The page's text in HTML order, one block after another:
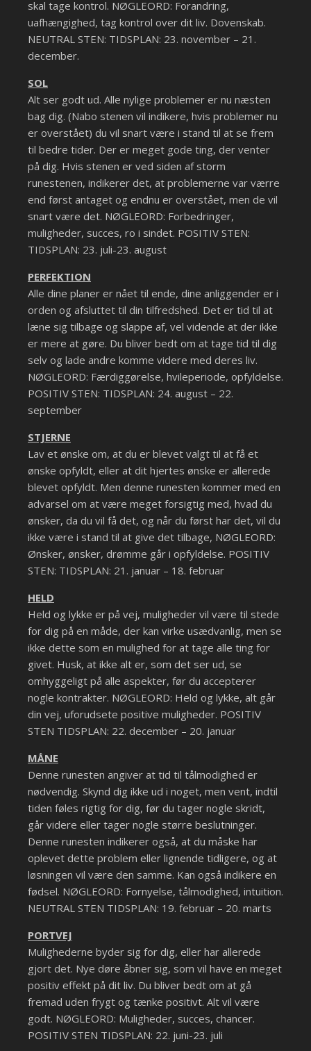
skal tage kontrol. NØGLEORD: Forandring,
uafhængighed, tag kontrol over dit liv. Dovenskab.
NEUTRAL STEN: TIDSPLAN: 23. november – 21.
december.
SOL
Alt ser godt ud. Alle nylige problemer er nu næsten
bag dig. (Nabo stenen vil indikere, hvis problemer nu
er overstået) du vil snart være i stand til at se frem
til bedre tider. Der er meget gode ting, der venter
på dig. Hvis stenen er ved siden af storm
runestenen, indikerer det, at problemerne var værre
end først antaget og endnu er overstået, men de vil
snart være det. NØGLEORD: Forbedringer,
muligheder, succes, ro i sindet. POSITIV STEN:
TIDSPLAN: 23. juli-23. august
PERFEKTION
Alle dine planer er nået til ende, dine anliggender er i
orden og afsluttet til din tilfredshed. Det er tid til at
læne sig tilbage og slappe af, vel vidende at der ikke
er mere at gøre. Du bliver bedt om at tage tid til dig
selv og lade andre komme videre med deres liv.
NØGLEORD: Færdiggørelse, hvileperiode, opfyldelse.
POSITIV STEN: TIDSPLAN: 24. august – 22.
september
STJERNE
Lav et ønske om, at du er blevet valgt til at få et
ønske opfyldt, eller at dit hjertes ønske er allerede
blevet opfyldt. Men denne runesten kommer med en
advarsel om at være meget forsigtig med, hvad du
ønsker, da du vil få det, og når du først har det, vil du
ikke være i stand til at give det tilbage, NØGLEORD:
Ønsker, ønsker, drømme går i opfyldelse. POSITIV
STEN: TIDSPLAN: 21. januar – 18. februar
HELD
Held og lykke er på vej, muligheder vil være til stede
for dig på en måde, der kan virke usædvanlig, men se
ikke dette som en mulighed for at tage alle ting for
givet. Husk, at ikke alt er, som det ser ud, se
omhyggeligt på alle aspekter, før du accepterer
nogle kontrakter. NØGLEORD: Held og lykke, alt går
din vej, uforudsete positive muligheder. POSITIV
STEN TIDSPLAN: 22. december – 20. januar
MÅNE
Denne runesten angiver at tid til tålmodighed er
nødvendig. Skynd dig ikke ud i noget, men vent, indtil
tiden føles rigtig for dig, før du tager nogle skridt,
går videre eller tager nogle større beslutninger.
Denne runesten indikerer også, at du måske har
oplevet dette problem eller lignende tidligere, og at
løsningen vil være den samme. Kan også indikere en
fødsel. NØGLEORD: Fornyelse, tålmodighed, intuition.
NEUTRAL STEN TIDSPLAN: 19. februar – 20. marts
PORTVEJ
Mulighederne byder sig for dig, eller har allerede
gjort det. Nye døre åbner sig, som vil have en meget
positiv effekt på dit liv. Du bliver bedt om at gå
fremad uden frygt og tænke positivt. Alt vil være
godt. NØGLEORD: Muligheder, succes, chancer.
POSITIV STEN TIDSPLAN: 22. juni-23. juli